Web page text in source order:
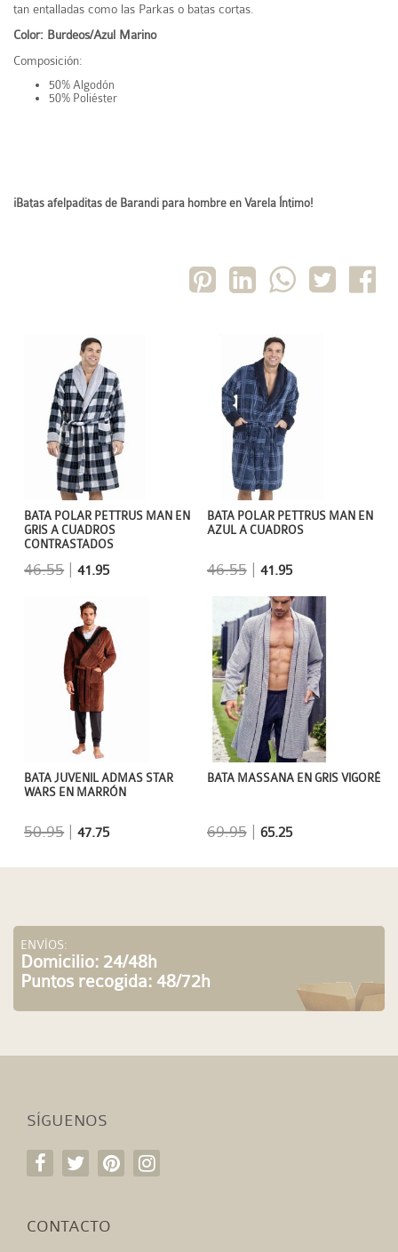
tan entalladas como las Parkas o batas cortas.
Color: Burdeos/Azul Marino
Composición:
50% Algodón
50% Poliéster
¡Batas afelpaditas de Barandi para hombre en Varela Íntimo!
BATA POLAR PETTRUS MAN EN
AZUL A CUADROS
46.55| 41.95
BATA POLAR PETTRUS MAN EN
GRIS A CUADROS
CONTRASTADOS
46.55 |41.95
BATA MASSANA EN GRIS VIGORÉ
69.95| 65.25
BATA JUVENIL ADMAS STAR
WARS EN MARRÓN
50.95 |47.75
ENVÍOS:
Domicilio: 24/48h
Puntos recogida: 48/72h
SÍGUENOS
CONTACTO